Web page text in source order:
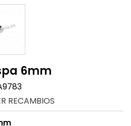
6mm
RECAMBIOS